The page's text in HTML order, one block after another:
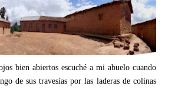
bien abiertos escuché a mi abuelo cuando
de sus travesías por las laderas de colinas